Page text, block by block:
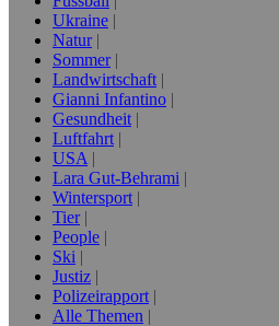
Ukraine
Natur
Sommer
Landwirtschaft
Gianni Infantino
Gesundheit
Luftfahrt
USA
Lara Gut-Behrami
Wintersport
Tier
People
Ski
Justiz
Polizeirapport
Alle Themen